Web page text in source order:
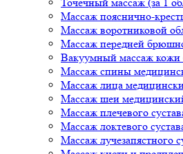
Массаж пояснично-
Массаж воротниковой
Массаж передней
Вакуумный массаж кожи
Массаж спины
Массаж лица
Массаж шеи
Массаж плечевого
Массаж локтевого
Массаж лучезапястного